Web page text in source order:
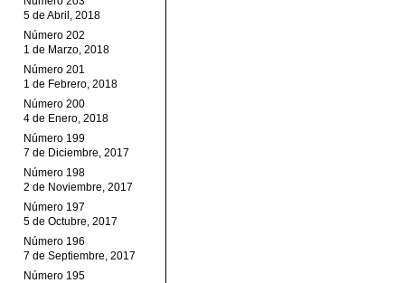
5 de Abril, 2018
Número 202
1 de Marzo, 2018
Número 201
1 de Febrero, 2018
Número 200
4 de Enero, 2018
Número 199
7 de Diciembre, 2017
Número 198
2 de Noviembre, 2017
Número 197
5 de Octubre, 2017
Número 196
7 de Septiembre, 2017
Número 195